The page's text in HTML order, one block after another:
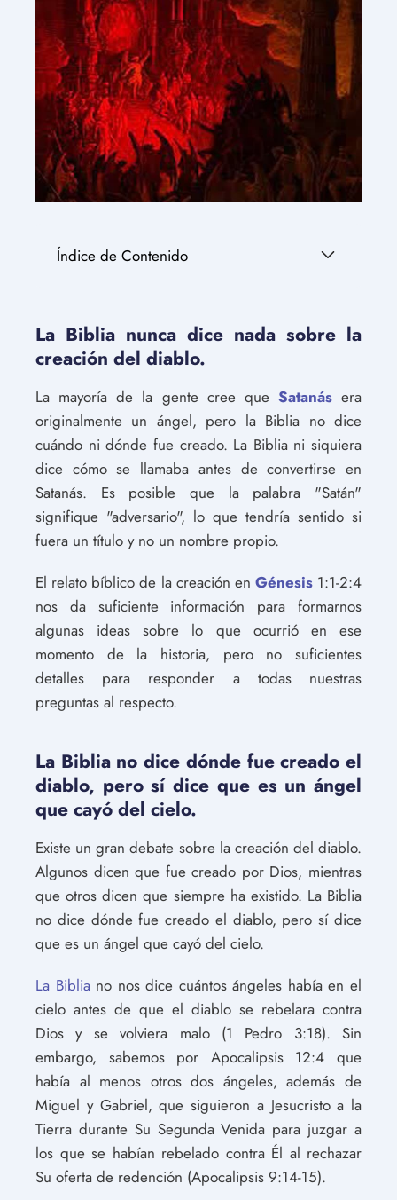
Índice de Contenido
La Biblia nunca dice nada sobre la
creación del diablo.
La mayoría de la gente cree que Satanásera
originalmente un ángel, pero la Biblia no dice
cuándo ni dónde fue creado. La Biblia ni siquiera
dice cómo se llamaba antes de convertirse en
Satanás. Es posible que la palabra "Satán"
signifique "adversario", lo que tendría sentido si
fuera un título y no un nombre propio.
El relato bíblico de la creación en Génesis 1:1-2:4
nos da suficiente información para formarnos
algunas ideas sobre lo que ocurrió en ese
momento de la historia, pero no suficientes
detalles para responder a todas nuestras
preguntas al respecto.
La Biblia no dice dónde fue creado el
diablo, pero sí dice que es un ángel
que cayó del cielo.
Existe un gran debate sobre la creación del diablo.
Algunos dicen que fue creado por Dios, mientras
que otros dicen que siempre ha existido. La Biblia
no dice dónde fue creado el diablo, pero sí dice
que es un ángel que cayó del cielo.
La Bibliano nos dice cuántos ángeles había en el
cielo antes de que el diablo se rebelara contra
Dios y se volviera malo (1 Pedro 3:18). Sin
embargo, sabemos por Apocalipsis 12:4 que
había al menos otros dos ángeles, además de
Miguel y Gabriel, que siguieron a Jesucristo a la
Tierra durante Su Segunda Venida para juzgar a
los que se habían rebelado contra Él al rechazar
Su oferta de redención (Apocalipsis 9:14-15).